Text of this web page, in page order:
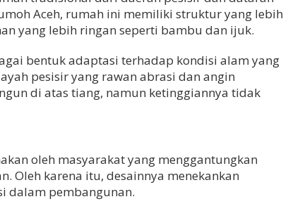
Aceh, rumah ini memiliki struktur yang lebih
yang lebih ringan seperti bambu dan ijuk.
bentuk adaptasi terhadap kondisi alam yang
pesisir yang rawan abrasi dan angin
di atas tiang, namun ketinggiannya tidak
oleh masyarakat yang menggantungkan
Oleh karena itu, desainnya menekankan
dalam pembangunan.